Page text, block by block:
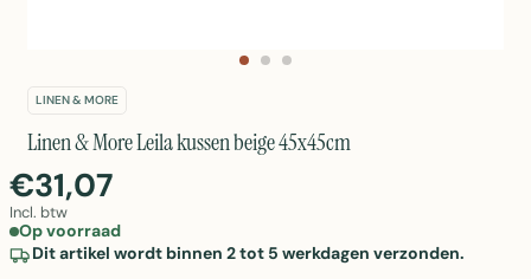
LINEN & MORE
Linen & More Leila kussen beige 45x45cm
€31,07
Incl. btw
Op voorraad
Dit artikel wordt binnen 2 tot 5 werkdagen verzonden.